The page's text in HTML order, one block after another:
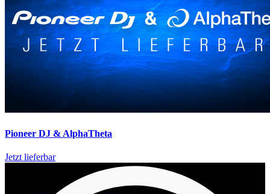
Pioneer DJ & AlphaTheta
Jetzt lieferbar